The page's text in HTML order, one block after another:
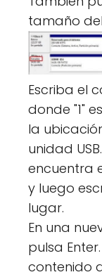
tamaño
Escriba el
donde "1"
la
unidad
encuentra
y luego
lugar.
En una
pulsa
contenido